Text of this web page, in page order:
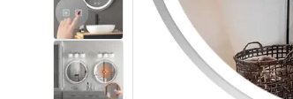
Miješalice, pipe, slavine
Tuševi